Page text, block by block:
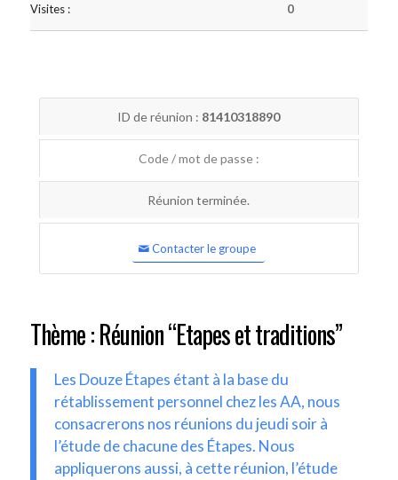
Visites : 0
ID de réunion : 81410318890
Code / mot de passe :
Réunion terminée.
Contacter le groupe
Thème : Réunion “Etapes et traditions”
Les Douze Étapes étant à la base du
rétablissement personnel chez les AA, nous
consacrerons nos réunions du jeudi soir à
l’étude de chacune des Étapes. Nous
appliquerons aussi, à cette réunion, l’étude